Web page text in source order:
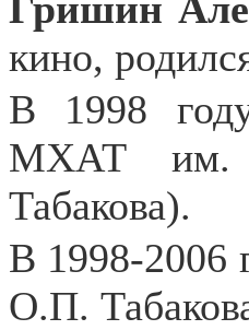
кино,
В 1998
МХАТ им.
Табакова).
В 1998-2006
О.П.